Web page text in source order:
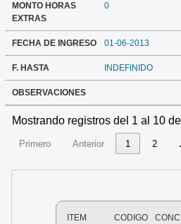
MONTO HORAS
EXTRAS
0
FECHA DE INGRESO 01-06-2013
F. HASTA INDEFINIDO
OBSERVACIONES
Mostrando registros del 1 al 10
Primero Anterior 1 2
ITEM CODIGO